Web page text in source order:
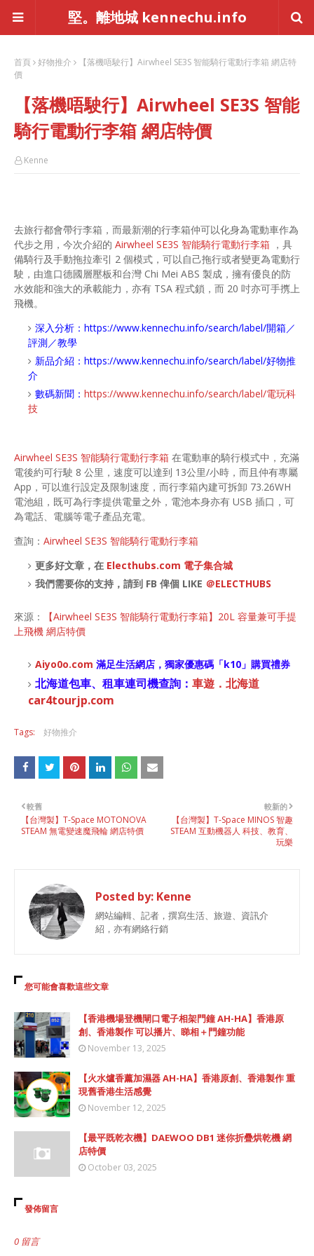
堅。離地城 kennechu.info
首頁 好物推介
【落機唔駛行】Airwheel SE3S 智能騎行電動行李箱 網店特
價
【落機唔駛行】Airwheel SE3S 智能
騎行電動行李箱 網店特價
Kenne
去旅行都會帶行李箱，而最新潮的行李箱仲可以化身為電動車作為
代步之用，今次介紹的 Airwheel SE3S 智能騎行電動行李箱 ，具
備騎行及手動拖拉牽引 2 個模式，可以自己拖行或者變更為電動行
駛，由進口德國層壓板和台灣 Chi Mei ABS 製成，擁有優良的防
水效能和強大的承載能力，亦有 TSA 程式鎖，而 20 吋亦可手㩗上
飛機。
深入分析： https://www.kennechu.info/search/label/開箱／
評測／教學
新品介紹： https://www.kennechu.info/search/label/好物推
介
數碼新聞： https://www.kennechu.info/search/label/電玩科
技
Airwheel SE3S 智能騎行電動行李箱 在電動車的騎行模式中，充滿
電後約可行駛 8 公里，速度可以達到 13公里/小時，而且仲有專屬
App，可以進行設定及限制速度，而行李箱內建可拆卸 73.26WH
電池組，既可為行李提供電量之外，電池本身亦有 USB 插口，可
為電話、電腦等電子產品充電。
查詢： Airwheel SE3S 智能騎行電動行李箱
更多好文章，在 Electhubs.com 電子集合城
我們需要你的支持，請到 FB 俾個 LIKE ＠ELECTHUBS
來源：
【Airwheel SE3S 智能騎行電動行李箱】20L 容量兼可手提
上飛機 網店特價
Aiyo0o.com 滿足生活網店， 獨家優惠碼「k10 」購買禮券
北海道包車、租車連司機查詢： 車遊．北海道
car4tourjp.com
Tags: 好物推介
較新的
【台灣製】T-Space MINOS 智趣
STEAM 互動機器人 科技、教育、
玩樂
較舊
【台灣製】T-Space MOTONOVA
STEAM 無電變速魔飛輪 網店特價
Posted by: Kenne
網站編輯、記者，撰寫生活、旅遊、資訊介
紹，亦有網絡行銷
您可能會喜歡這些文章
【香港機場登機閘口電子相架門鐘 AH-HA】香港原
創、香港製作 可以播片、睇相＋門鐘功能
November 13, 2025
【火水爐香薰加濕器 AH-HA】香港原創、香港製作 重
現舊香港生活感覺
November 12, 2025
【最平既乾衣機】DAEWOO DB1 迷你折疊烘乾機 網
店特價
October 03, 2025
發佈留言
0 留言